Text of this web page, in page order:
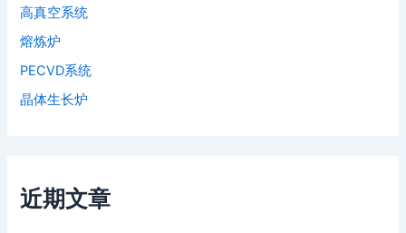
高真空系统
熔炼炉
PECVD系统
晶体生长炉
近期文章